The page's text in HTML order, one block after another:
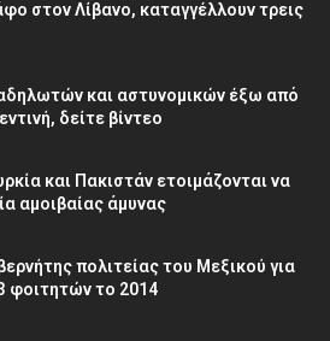
στον Λίβανο, καταγγέλλουν τρεις
και αστυνομικών έξω από
δείτε βίντεο
και Πακιστάν ετοιμάζονται να
αμοιβαίας άμυνας
πολιτείας του Μεξικού για
φοιτητών το 2014